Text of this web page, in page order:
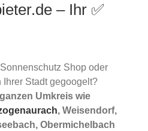
– Ihr ✅
Shop oder
Stadt gegoogelt?
Umkreis wie
, Weisendorf,
Obermichelbach